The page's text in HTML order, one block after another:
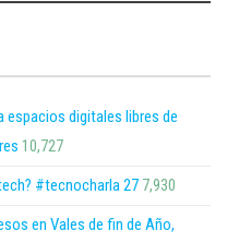
espacios digitales libres de
10,727
#tecnocharla 27 7,930
en Vales de fin de Año,